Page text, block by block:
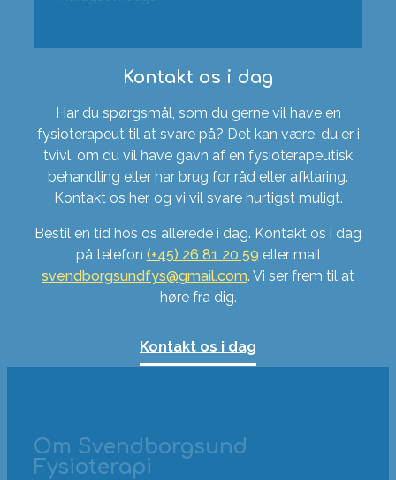
Kontakt os i dag
Har du spørgsmål, som du gerne vil have en
fysioterapeut til at svare på? Det kan være, du er i
tvivl, om du vil have gavn af en fysioterapeutisk
behandling eller har brug for råd eller afklaring.
Kontakt os her, og vi vil svare hurtigst muligt.
Bestil en tid hos os allerede i dag. Kontakt os i dag
på telefon (+45) 26 81 20 59 eller mail
svendborgsundfys@gmail.com. Vi ser frem til at
høre fra dig.
Kontakt os i dag
Om Svendborgsund
Fysioterapi